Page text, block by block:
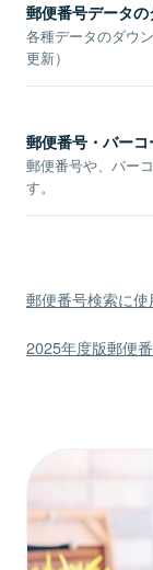
郵便番号データ
各種データのダウ
更新）
郵便番号・バー
郵便番号や、バー
す。
郵便番号検索に
2025年度版郵便